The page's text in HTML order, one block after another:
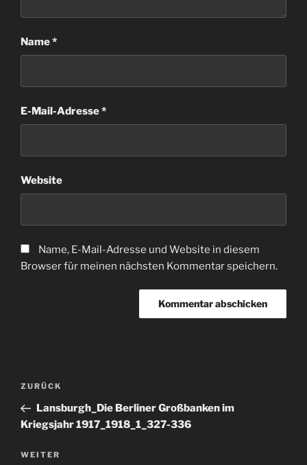
Name*
E-Mail-Adresse*
Website
Name, E-Mail-Adresse und Website in diesem
Browser für meinen nächsten Kommentar speichern.
Beitragsnavigation
Vorheriger
Beitrag
ZURÜCK
Lansburgh_Die Berliner Großbanken im
Kriegsjahr 1917_1918_1_327-336
Nächster
WEITER